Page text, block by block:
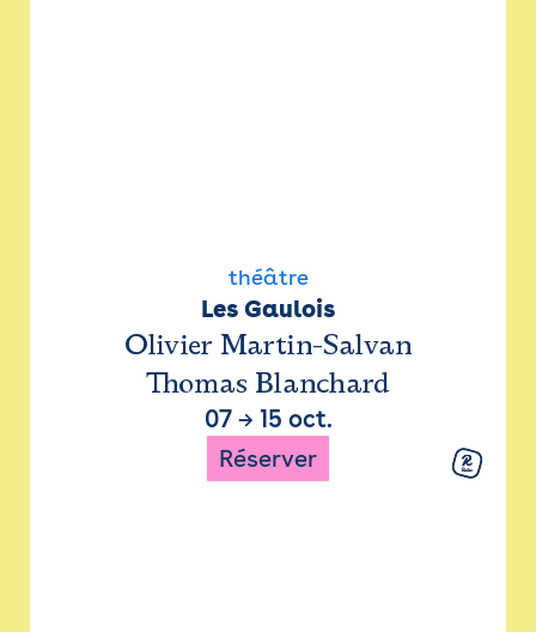
théâtre
Les Gaulois
Olivier Martin-Salvan
Thomas Blanchard
07→ 15 oct.
Réserver